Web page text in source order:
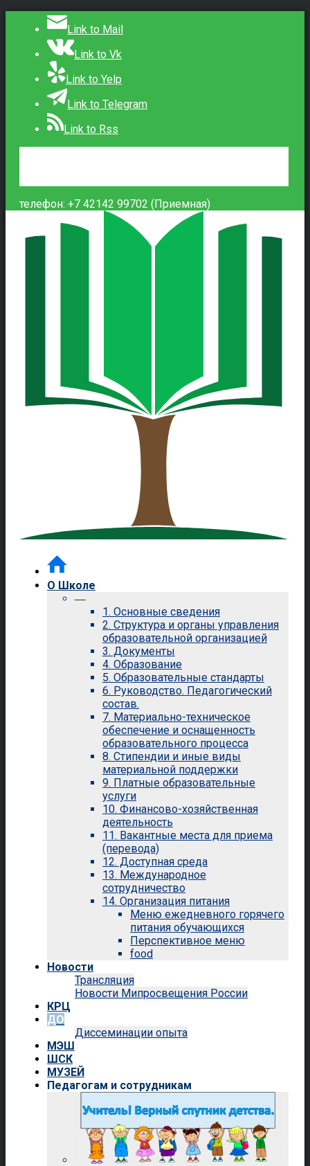
Link to Mail
Link to Vk
Link to Yelp
Link to Telegram
Link to Rss
телефон: +7 42142 99702 (Приемная)
О Школе
—
1. Основные сведения
2. Структура и органы управления
образовательной организацией
3. Документы
4. Образование
5. Образовательные стандарты
6. Руководство. Педагогический
состав.
7. Материально-техническое
обеспечение и оснащенность
образовательного процесса
8. Стипендии и иные виды
материальной поддержки
9. Платные образовательные
услуги
10. Финансово-хозяйственная
деятельность
11. Вакантные места для приема
(перевода)
12. Доступная среда
13. Международное
сотрудничество
14. Организация питания
Меню ежедневного горячего
питания обучающихся
Перспективное меню
food
Новости
Трансляция
Новости Мипросвещения России
КРЦ
ДО
Диссеминации опыта
МЭШ
ШСК
МУЗЕЙ
Педагогам и сотрудникам